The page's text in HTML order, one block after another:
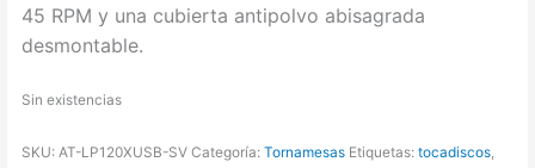
45 RPM y una cubierta antipolvo abisagrada
desmontable.
Sin existencias
SKU: AT-LP120XUSB-SV Categoría:Tornamesas Etiquetas:tocadiscos